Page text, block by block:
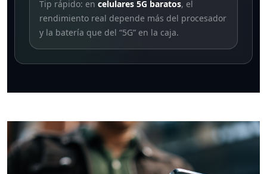
Tip rápido: en celulares 5G baratos, el
rendimiento real depende más del procesador
y la batería que del “5G” en la caja.